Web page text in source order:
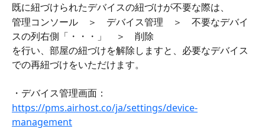
既に紐づけられたデバイスの紐づけが不要な際は、
管理コンソール　＞　デバイス管理　＞　不要なデバイ
スの列右側「・・・」　＞　削除
を行い、部屋の紐づけを解除しますと、必要なデバイス
での再紐づけをいただけます。
・デバイス管理画面：
https://pms.airhost.co/ja/settings/device-
management